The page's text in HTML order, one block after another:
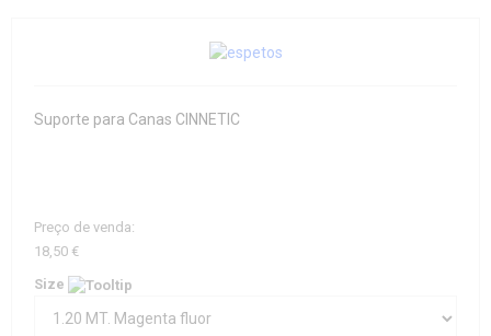
Suporte para Canas CINNETIC
Preço de venda:
18,50 €
Size